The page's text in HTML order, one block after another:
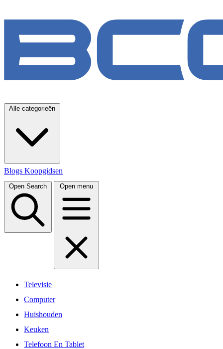
Alle categorieën
Blogs Koopgidsen
Open Search Open menu
Televisie
Computer
Huishouden
Keuken
Telefoon En Tablet